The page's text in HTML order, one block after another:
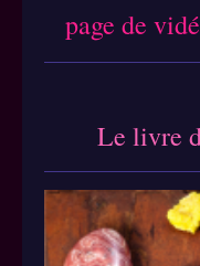
page de
Le livre